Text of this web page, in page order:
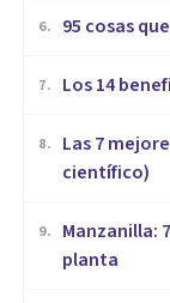
6. 95 cosas
7. Los 14
8.
Las 7
científico)
9.
Manzanilla:
planta